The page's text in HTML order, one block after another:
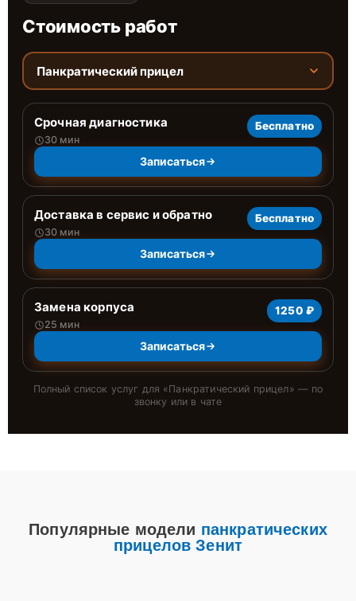
Стоимость работ
Панкратический прицел
Срочная диагностика
30 мин
Бесплатно
Записаться
Доставка в сервис и обратно
30 мин
Бесплатно
Записаться
Замена корпуса
25 мин
1250 ₽
Записаться
Полный список услуг для «Панкратический прицел» — по
звонку или в чате
Популярные модели панкратических
прицелов Зенит